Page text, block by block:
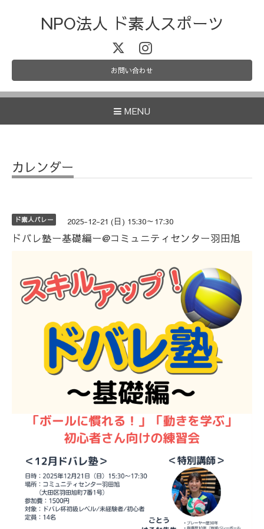
NPO法人 ド素人スポーツ
お問い合わせ
MENU
カレンダー
ド素人バレー 2025-12-21 (日) 15:30～17:30
ドバレ塾ー基礎編ー@コミュニティセンター羽田旭